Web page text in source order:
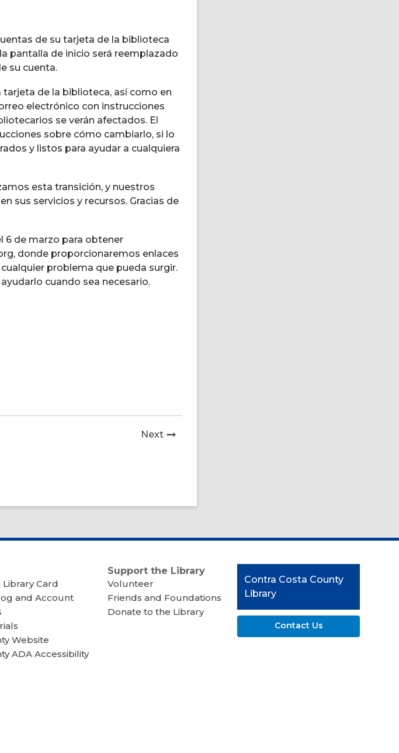
de su tarjeta de la biblioteca
pantalla de inicio será reemplazado
su cuenta.
tarjeta de la biblioteca, así como en
electrónico con instrucciones
se verán afectados. El
sobre cómo cambiarlo, si lo
y listos para ayudar a cualquiera
esta transición, y nuestros
sus servicios y recursos. Gracias de
6 de marzo para obtener
donde proporcionaremos enlaces
problema que pueda surgir.
cuando sea necesario.
NextNews
Library Card
and Account
Website
ADA Accessibility
Support the Library
Volunteer
Friends and Foundations
Donate to the Library
Contact
the
Library
Contra Costa County
Library
Contact Us